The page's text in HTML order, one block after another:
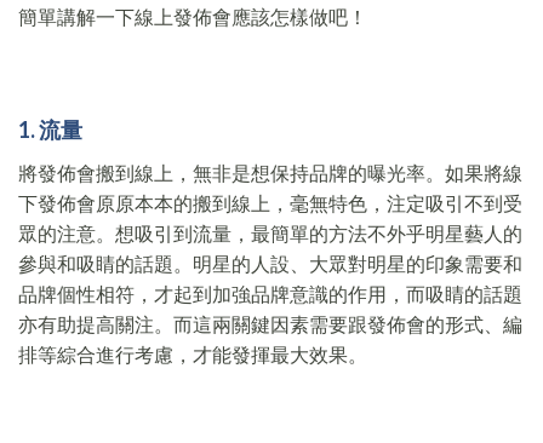
簡單講解一下線上發佈會應該怎樣做吧！
1. 流量
將發佈會搬到線上，無非是想保持品牌的曝光率。如果將線
下發佈會原原本本的搬到線上，毫無特色，注定吸引不到受
眾的注意。想吸引到流量，最簡單的方法不外乎明星藝人的
參與和吸睛的話題。明星的人設、大眾對明星的印象需要和
品牌個性相符，才起到加強品牌意識的作用，而吸睛的話題
亦有助提高關注。而這兩關鍵因素需要跟發佈會的形式、編
排等綜合進行考慮，才能發揮最大效果。